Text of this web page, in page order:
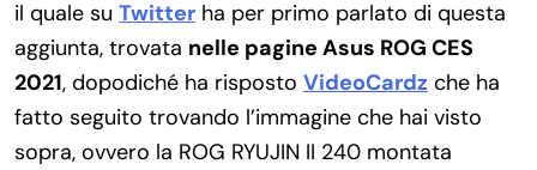
il quale su Twitter ha per primo parlato di questa
aggiunta, trovata nelle pagine Asus ROG CES
2021, dopodiché ha risposto VideoCardz che ha
fatto seguito trovando l’immagine che hai visto
sopra, ovvero la ROG RYUJIN II 240 montata